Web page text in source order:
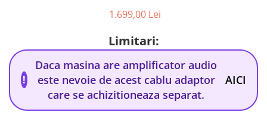
1.699,00 Lei
Limitari:
!
Daca masina are amplificator audio
este nevoie de acest cablu adaptor
care se achizitioneaza separat.
AICI